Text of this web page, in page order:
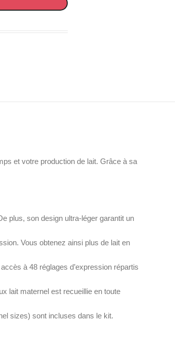
et votre production de lait. Grâce à sa
plus, son design ultra-léger garantit un
Vous obtenez ainsi plus de lait en
à 48 réglages d’expression répartis
lait maternel est recueillie en toute
sizes) sont incluses dans le kit.